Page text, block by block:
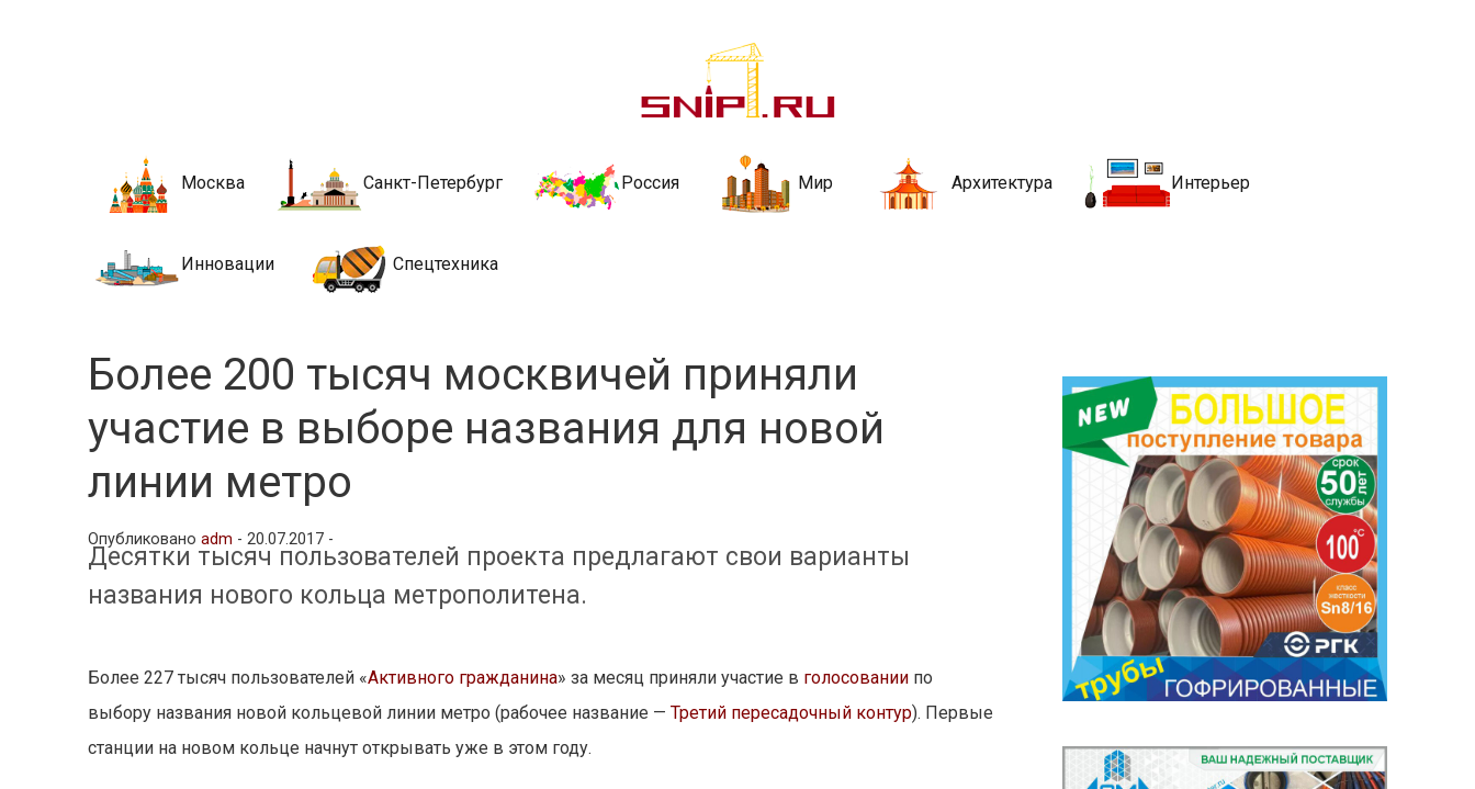
Новости строительства и недвижимости
стройкой рубрики
Москва Санкт-Петербург Россия Мир Архитектура Интерьер
Инновации Спецтехника
Более 200 тысяч москвичей приняли
участие в выборе названия для новой
линии метро
Опубликованоadm -20.07.2017 -
Десятки тысяч пользователей проекта предлагают свои варианты
названия нового кольца метрополитена.
Более 227 тысяч пользователей «Активного гражданина» за месяц приняли участие в голосовании по
выбору названия новой кольцевой линии метро (рабочее название —Третий пересадочный контур). Первые
станции на новом кольце начнут открывать уже в этом году.